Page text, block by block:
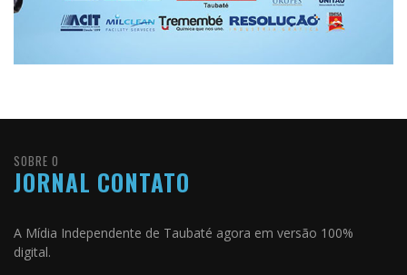
SOBRE O
JORNAL CONTATO
A Mídia Independente de Taubaté agora em versão 100%
digital.